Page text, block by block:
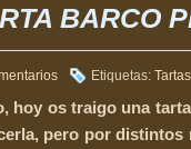
BARCO
Etiquetas:
hoy os traigo una
pero por